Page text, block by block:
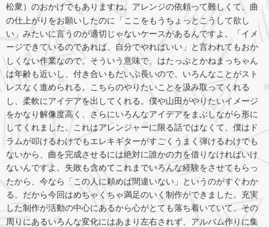
松衆）のおかげでもありますね。アレンジの依頼って難しくて、曲
の仕上がりをお願いしたのに「ここをもうちょっとこうして欲し
い」みたいに言うのが適切じゃないケースがあるんですよ。「イメ
ージできているのであれば、自分でやればいい」と言われてもおか
しくない作業なので。そういう意味で、はたっぷとかねまっちゃん
は年齢も近いし、付き合いもだいぶ長いので、いろんなことがスト
レスなく進められる。こちらのやりたいことを汲み取ってくれる
し、柔軟にアイデアを出してくれる。僕や山田がやりたいイメージ
をかなり解像度高く、さらにいろんなアイデアをまぶしながら形に
してくれました。これはアレンジャーに限る話ではなくて、僕はド
ラムが叩けるわけでもエレキギターがすごくうまく弾けるわけでも
ないから、曲を完成させるには絶対に誰かの力を借りなければいけ
ないんですよ。失敗も含めてこれまでいろんな経験をさせてもらっ
たから、今なら「この人に頼めば間違いない」というのがすぐわか
る。だから今回はめちゃくちゃ満足のいく制作ができました。充実
した制作が活動の中心にあるから心がとても落ち着いていて、その
周りにあるいろんな変化にはあまり左右されず、アルバム作りに集